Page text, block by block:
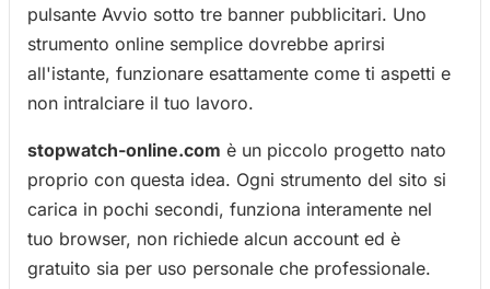
pulsante Avvio sotto tre banner pubblicitari. Uno
strumento online semplice dovrebbe aprirsi
all'istante, funzionare esattamente come ti aspetti e
non intralciare il tuo lavoro.
stopwatch-online.com è un piccolo progetto nato
proprio con questa idea. Ogni strumento del sito si
carica in pochi secondi, funziona interamente nel
tuo browser, non richiede alcun account ed è
gratuito sia per uso personale che professionale.